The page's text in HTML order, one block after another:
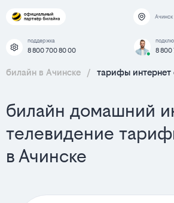
Ачинск
поддержка
8 800 700 80 00 8 800
билайн в Ачинске / тарифы интернет
билайн домашний
телевидение
в Ачинске